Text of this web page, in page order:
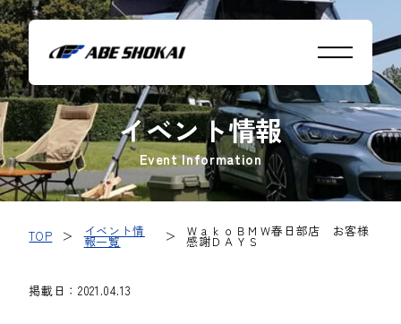
イベント情報
Event Information
TOP ＞ イベント情
報一覧 ＞ ＷａｋｏＢＭＷ春日部店 お客様
感謝ＤＡＹＳ
掲載日：2021.04.13